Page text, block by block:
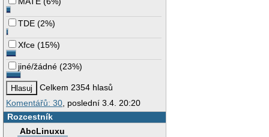
TDE (2%)
Xfce (15%)
jiné/žádné (23%)
Celkem 2354 hlasů
Komentářů: 30 , poslední 3.4. 20:20
Rozcestník
AbcLinuxu